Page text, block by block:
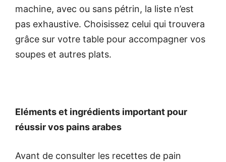
machine, avec ou sans pétrin, la liste n’est
pas exhaustive. Choisissez celui qui trouvera
grâce sur votre table pour accompagner vos
soupes et autres plats.
Eléments et ingrédients important pour
réussir vos pains arabes
Avant de consulter les recettes de pain